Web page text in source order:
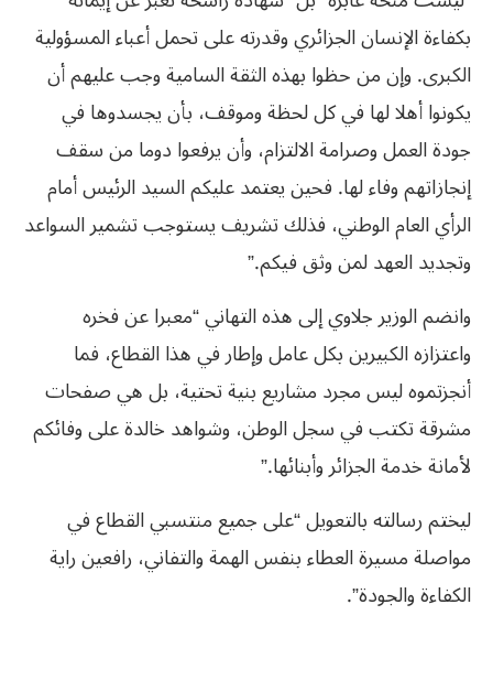
بكفاءة الإنسان الجزائري وقدرته على تحمل أعباء المسؤولية
الكبرى. وإن من حظوا بهذه الثقة السامية وجب عليهم أن
يكونوا أهلا لها في كل لحظة وموقف، بأن يجسدوها في
جودة العمل وصرامة الالتزام، وأن يرفعوا دوما من سقف
إنجازاتهم وفاء لها. فحين يعتمد عليكم السيد الرئيس أمام
الرأي العام الوطني، فذلك تشريف يستوجب تشمير السواعد
وتجديد العهد لمن وثق فيكم.”
وانضم الوزير جلاوي إلى هذه التهاني “معبرا عن فخره
واعتزازه الكبيرين بكل عامل وإطار في هذا القطاع، فما
أنجزتموه ليس مجرد مشاريع بنية تحتية، بل هي صفحات
مشرقة تكتب في سجل الوطن، وشواهد خالدة على وفائكم
لأمانة خدمة الجزائر وأبنائها.”
ليختم رسالته بالتعويل “على جميع منتسبي القطاع في
مواصلة مسيرة العطاء بنفس الهمة والتفاني، رافعين راية
الكفاءة والجودة”.